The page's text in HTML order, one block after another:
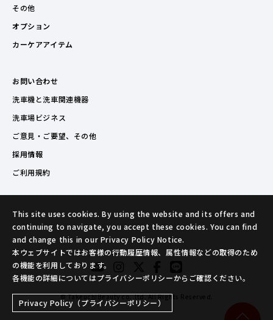
その他
オプション
カーケアアイテム
お問い合わせ
洗車機と洗車関連機器
洗車場ビジネス
ご意見・ご要望、その他
採用情報
ご利用規約
© TakeuchiBeauty co.,ltd. All Rights Reserved.
This site uses cookies. By using the website and its offers and
continuing to navigate, you accept these cookies. You can find
and change this in our Privacy Policy Notice.
本ウェブサイトではお客様の行動履歴情報、属性情報などの取得のため
の機能を利用しております。
各機能の詳細についてはプライバシーポリシーからご確認ください。
Privacy Policy（プライバシーポリシー）